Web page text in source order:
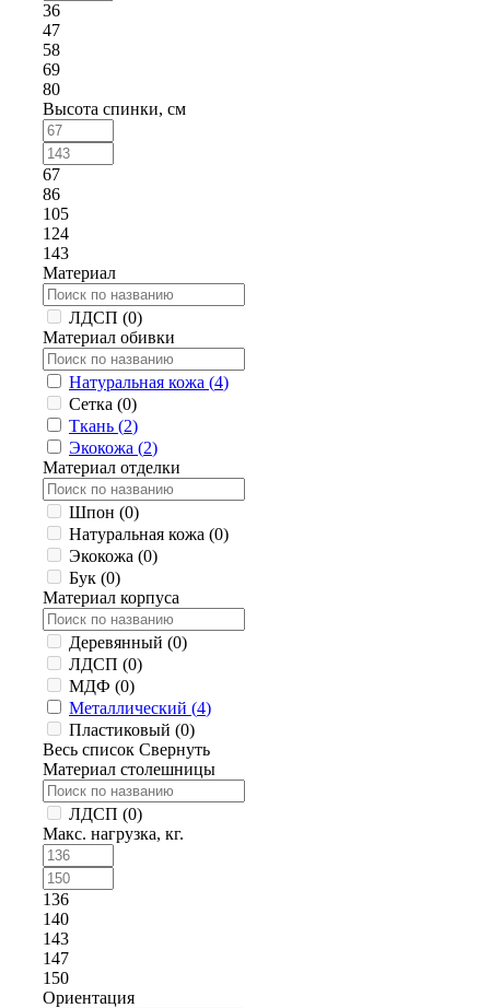
36
47
58
69
80
Высота спинки, см
67
86
105
124
143
Материал
ЛДСП (0)
Материал обивки
Натуральная кожа (4)
Сетка (0)
Ткань (2)
Экокожа (2)
Материал отделки
Шпон (0)
Натуральная кожа (0)
Экокожа (0)
Бук (0)
Материал корпуса
Деревянный (0)
ЛДСП (0)
МДФ (0)
Металлический (4)
Пластиковый (0)
Весь список Свернуть
Материал столешницы
ЛДСП (0)
Макс. нагрузка, кг.
136
140
143
147
150
Ориентация